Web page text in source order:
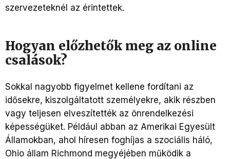
szervezeteknél az érintettek.
Hogyan előzhetők meg az online
csalások?
Sokkal nagyobb figyelmet kellene fordítani az
idősekre, kiszolgáltatott személyekre, akik részben
vagy teljesen elveszítették az önrendelkezési
képességüket. Például abban az Amerikai Egyesült
Államokban, ahol híresen foghíjas a szociális háló,
Ohio állam Richmond megyéjében működik a